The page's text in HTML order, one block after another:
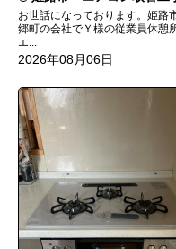
お世話になっております。姫路
郷町の会社でＹ様の従業員休憩
エ...
2026年08月06日